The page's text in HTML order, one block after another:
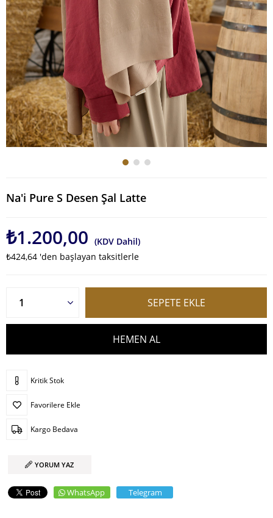
Na'i Pure S Desen Şal Latte
₺1.200,00 (KDV Dahil)
₺424,64 'den başlayan taksitlerle
Kritik Stok
Favorilere Ekle
Kargo Bedava
YORUM YAZ
WhatsApp Telegram